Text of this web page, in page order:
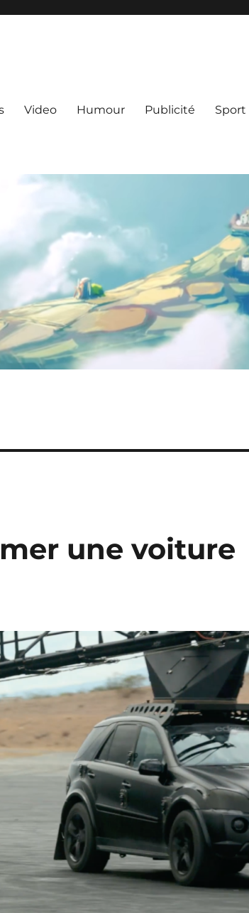
Video Humour Publicité Sport
une voiture